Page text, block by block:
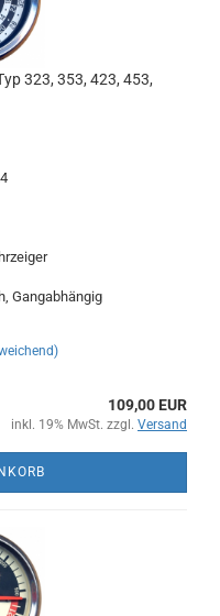
323, 353, 423, 453,
Gangabhängig
109,00 EUR
inkl. 19% MwSt. zzgl. Versand